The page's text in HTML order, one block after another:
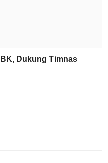
Dukung Timnas